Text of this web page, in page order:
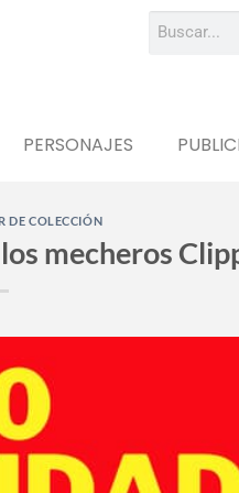
PERSONAJES
DE COLECCIÓN
mecheros